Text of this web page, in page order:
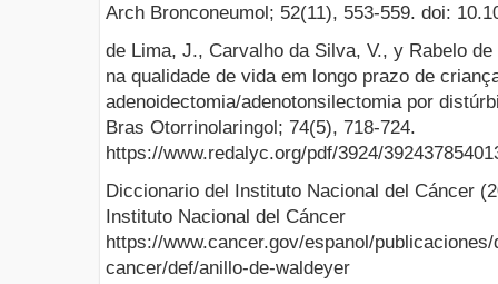
Arch Bronconeumol; 52(11), 553-559. doi:
de Lima, J., Carvalho da Silva, V., y Rabelo
na qualidade de vida em longo prazo de
adenoidectomia/adenotonsilectomia por
Bras Otorrinolaringol; 74(5), 718-724.
https://www.redalyc.org/pdf/3924/
Diccionario del Instituto Nacional del Cáncer
Instituto Nacional del Cáncer
https://www.cancer.gov/espanol/
cancer/def/anillo-de-waldeyer